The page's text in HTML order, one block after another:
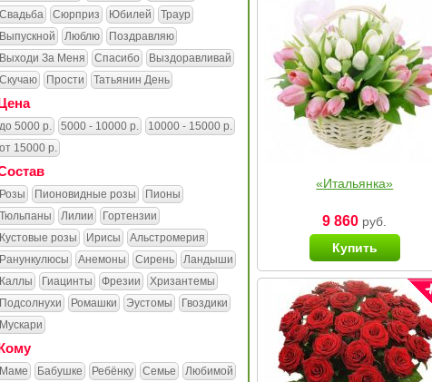
Свадьба
Сюрприз Юбилей
Траур
Выпускной
Люблю
Поздравляю
Выходи За Меня
Спасибо
Выздоравливай
Скучаю
Прости Татьянин День
до 5000 р. 5000 - 10000 р.
10000 - 15000 р.
от 15000 р.
Розы Пионовидные розы
Пионы
Тюльпаны
Лилии
Гортензии
Кустовые розы
Ирисы
Альстромерия
Ранункулюсы
Анемоны Сирень
Ландыши
Каллы
Гиацинты Фрезии
Хризантемы
Подсолнухи
Ромашки Эустомы
Гвоздики
Мускари
Маме Бабушке Ребёнку Семье
Любимой
«Итальянка»
9 860 руб.
Купить